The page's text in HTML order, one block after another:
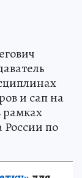
и сап на
рамках
России по